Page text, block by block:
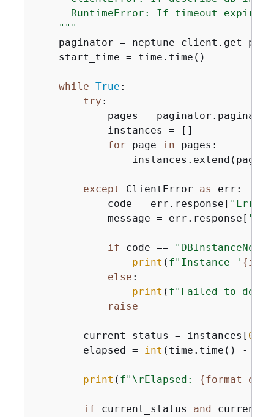
RuntimeError: If timeout expires
    """
paginator =
    start_time = time.time()
while True :
try :
pages =
            instances = []
for page in pages:
except ClientError as err:
            code = err.response[
"Error"
            message = err.response[
if code ==
print ( f"Instance ' {
else :
print ( f"Failed to
raise
        current_status = instances[
0
        elapsed =
int (time.time() -
print ( f"\rElapsed: {
if current_status and